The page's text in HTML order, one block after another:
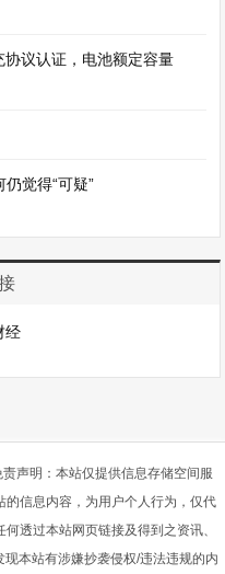
议认证，电池额定容量
觉得“可疑”
经
声明：本站仅提供信息存储空间服
信息内容，为用户个人行为，仅代
透过本站网页链接及得到之资讯、
本站有涉嫌抄袭侵权/违法违规的内